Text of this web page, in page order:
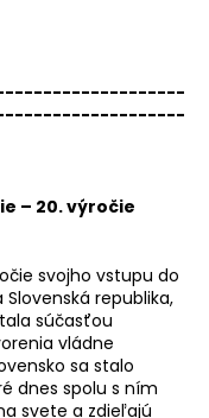
– 20. výročie
svojho vstupu do
Slovenská republika,
súčasťou
vládne
sa stalo
dnes spolu s ním
svete a zdieľajú